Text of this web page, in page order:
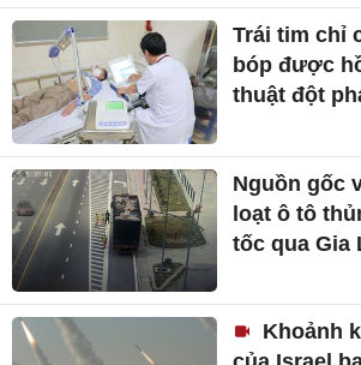
Trái tim chỉ
bóp được
thuật đột
Nguồn gốc
loạt ô tô
tốc qua Gia
Khoảnh